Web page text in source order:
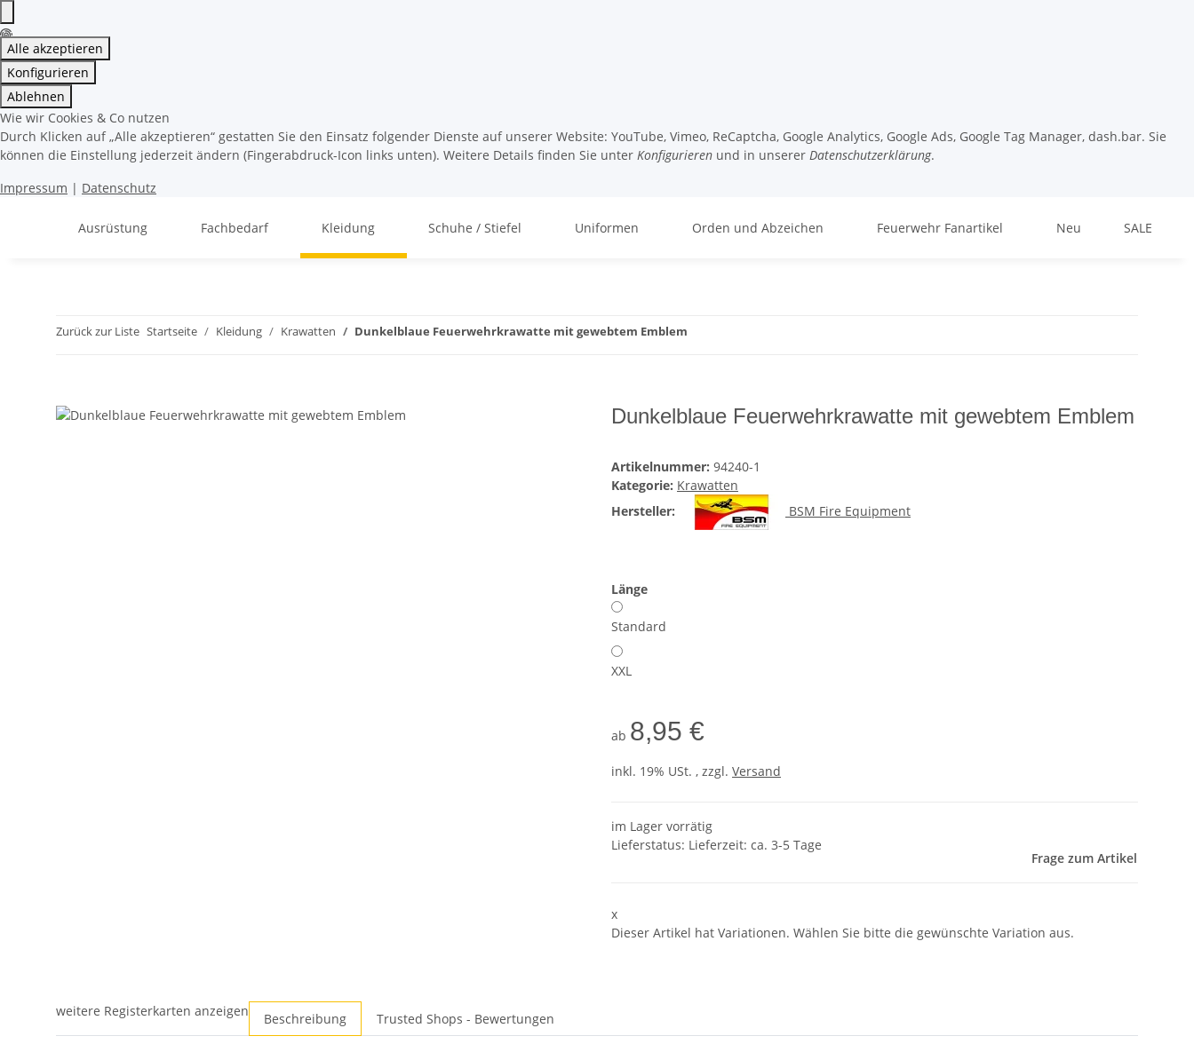
Alle akzeptieren
Konfigurieren
Ablehnen
Wie wir Cookies & Co nutzen
Durch Klicken auf „Alle akzeptieren“ gestatten Sie den Einsatz folgender Dienste auf unserer Website: YouTube, Vimeo, ReCaptcha, Google Analytics, Google Ads, Google Tag Manager, dash.bar. Sie
können die Einstellung jederzeit ändern (Fingerabdruck-Icon links unten). Weitere Details finden Sie unter Konfigurieren und in unserer Datenschutzerklärung.
Impressum | Datenschutz
Ausrüstung Fachbedarf Kleidung Schuhe / Stiefel Uniformen Orden und Abzeichen Feuerwehr Fanartikel Neu SALE
Zurück zur Liste Startseite Kleidung Krawatten Dunkelblaue Feuerwehrkrawatte mit gewebtem Emblem
Dunkelblaue Feuerwehrkrawatte mit gewebtem Emblem
Artikelnummer: 94240-1
Kategorie: Krawatten
Hersteller:
BSM Fire Equipment
Länge
Standard
XXL
ab 8,95 €
inkl. 19% USt. , zzgl. Versand
im Lager vorrätig
Lieferstatus: Lieferzeit: ca. 3-5 Tage
Frage zum Artikel
x
Dieser Artikel hat Variationen. Wählen Sie bitte die gewünschte Variation aus.
weitere Registerkarten anzeigen Beschreibung Trusted Shops - Bewertungen